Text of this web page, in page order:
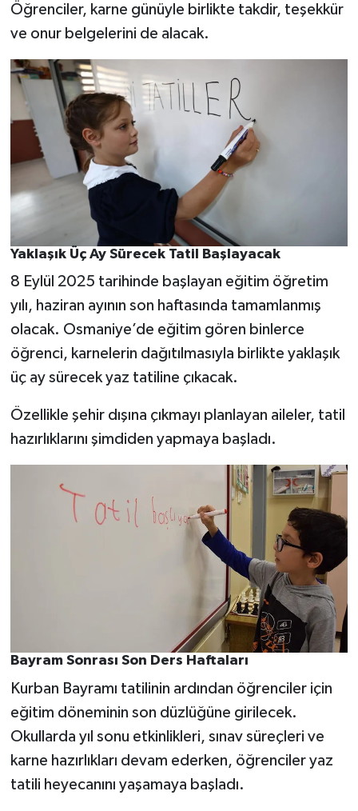
Öğrenciler, karne günüyle birlikte takdir, teşekkür
ve onur belgelerini de alacak.
Yaklaşık Üç Ay Sürecek Tatil Başlayacak
8 Eylül 2025 tarihinde başlayan eğitim öğretim
yılı, haziran ayının son haftasında tamamlanmış
olacak. Osmaniye’de eğitim gören binlerce
öğrenci, karnelerin dağıtılmasıyla birlikte yaklaşık
üç ay sürecek yaz tatiline çıkacak.
Özellikle şehir dışına çıkmayı planlayan aileler, tatil
hazırlıklarını şimdiden yapmaya başladı.
Bayram Sonrası Son Ders Haftaları
Kurban Bayramı tatilinin ardından öğrenciler için
eğitim döneminin son düzlüğüne girilecek.
Okullarda yıl sonu etkinlikleri, sınav süreçleri ve
karne hazırlıkları devam ederken, öğrenciler yaz
tatili heyecanını yaşamaya başladı.